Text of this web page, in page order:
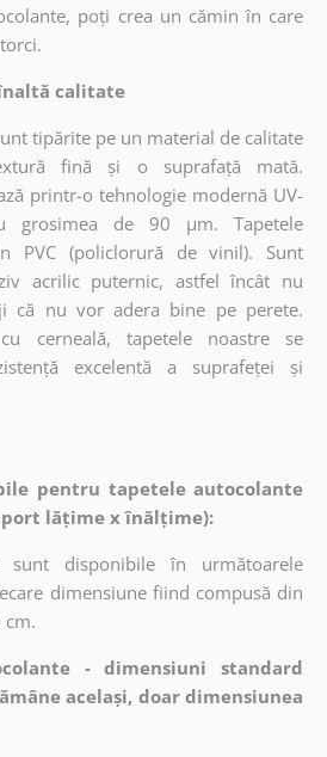
poți crea un cămin în care
calitate
tipărite pe un material de calitate
fină și o suprafață mată.
printr-o tehnologie modernă UV-
de 90 µm. Tapetele
PVC (policlorură de vinil). Sunt
acrilic puternic, astfel încât nu
că nu vor adera bine pe perete.
cerneală, tapetele noastre se
excelentă a suprafeței și
pentru tapetele autocolante
lățime x înălțime):
sunt disponibile în următoarele
dimensiune fiind compusă din
cm.
- dimensiuni standard
același, doar dimensiunea